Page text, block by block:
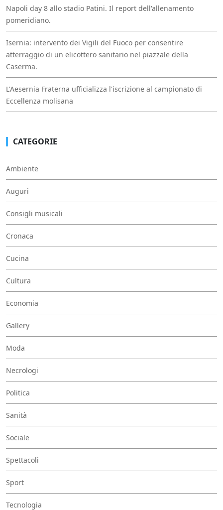
Napoli day 8 allo stadio Patini. Il report dell'allenamento
pomeridiano.
Isernia: intervento dei Vigili del Fuoco per consentire
atterraggio di un elicottero sanitario nel piazzale della
Caserma.
L'Aesernia Fraterna ufficializza l'iscrizione al campionato di
Eccellenza molisana
CATEGORIE
Ambiente
Auguri
Consigli musicali
Cronaca
Cucina
Cultura
Economia
Gallery
Moda
Necrologi
Politica
Sanità
Sociale
Spettacoli
Sport
Tecnologia